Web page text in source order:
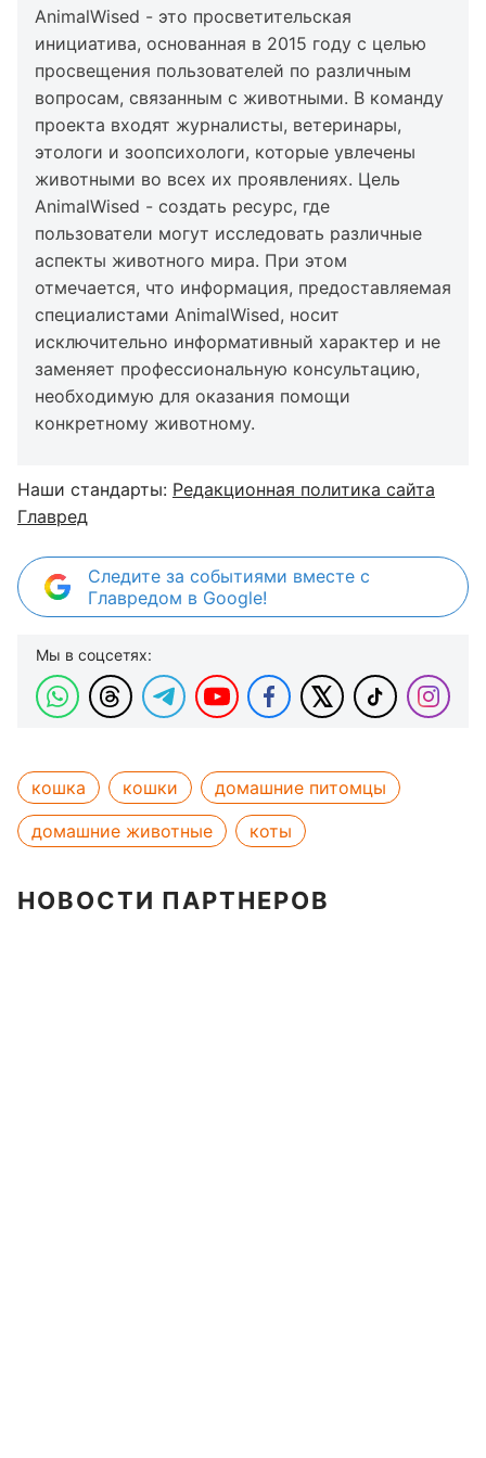
AnimalWised - это просветительская
инициатива, основанная в 2015 году с целью
просвещения пользователей по различным
вопросам, связанным с животными. В команду
проекта входят журналисты, ветеринары,
этологи и зоопсихологи, которые увлечены
животными во всех их проявлениях. Цель
AnimalWised - создать ресурс, где
пользователи могут исследовать различные
аспекты животного мира. При этом
отмечается, что информация, предоставляемая
специалистами AnimalWised, носит
исключительно информативный характер и не
заменяет профессиональную консультацию,
необходимую для оказания помощи
конкретному животному.
Наши стандарты: Редакционная политика сайта
Главред
Следите за событиями вместе с
Главредом в Google!
Мы в соцсетях:
кошка кошки
домашние питомцы
домашние животные
коты
НОВОСТИ ПАРТНЕРОВ